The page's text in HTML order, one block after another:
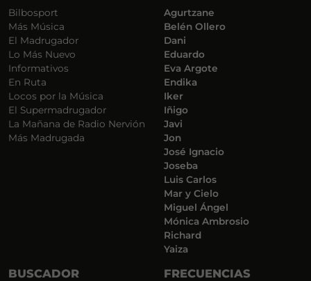
Bilbosport
Más Música
El Madrugador
Lo Más Nuevo
Informativos
En Ruta
Locos por la Música
El Supermadrugador
La Mañana de Radio Nervión
Más Madrugada
Agurtzane
Belén Ollero
Dani
Eduardo
Eva Argote
Endika
Iker
Iñigo
Javi
Jon
José Ignacio
Joseba
Luis Carlos
Mar y Cielo
Miguel Ángel
Mónica Ambrosio
Richard
Yaiza
BUSCADOR FRECUENCIAS